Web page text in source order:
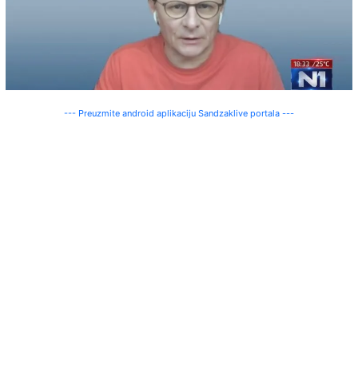
--- Preuzmite android aplikaciju Sandzaklive portala ---